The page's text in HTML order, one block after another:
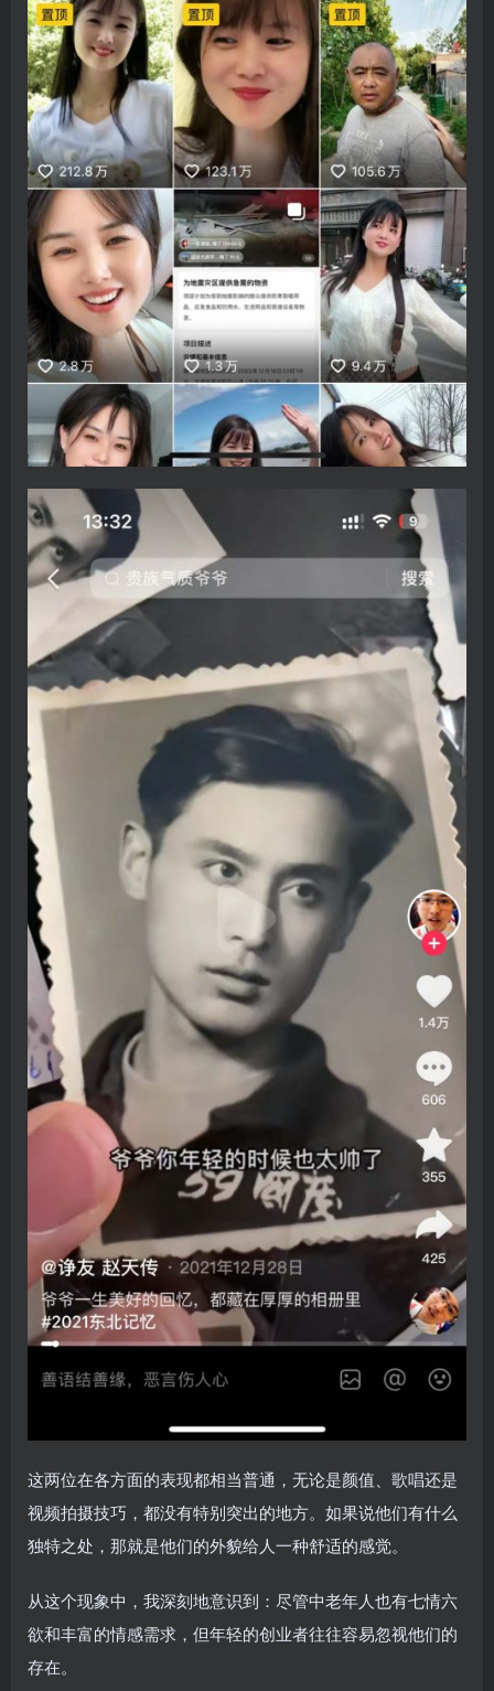
这两位在各方面的表现都相当普通，无论是颜值、歌唱还是
视频拍摄技巧，都没有特别突出的地方。如果说他们有什么
独特之处，那就是他们的外貌给人一种舒适的感觉。
从这个现象中，我深刻地意识到：尽管中老年人也有七情六
欲和丰富的情感需求，但年轻的创业者往往容易忽视他们的
存在。